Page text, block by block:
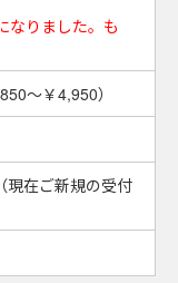
なりました。も
～￥4,950）
在ご新規の受付